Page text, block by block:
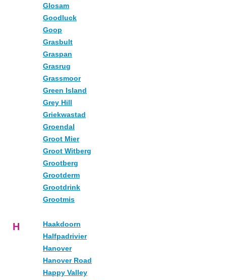
Glosam
Goodluck
Goop
Grasbult
Graspan
Grasrug
Grassmoor
Green Island
Grey Hill
Griekwastad
Groendal
Groot Mier
Groot Witberg
Grootberg
Grootderm
Grootdrink
Grootmis
H
Haakdoorn
Halfpadrivier
Hanover
Hanover Road
Happy Valley